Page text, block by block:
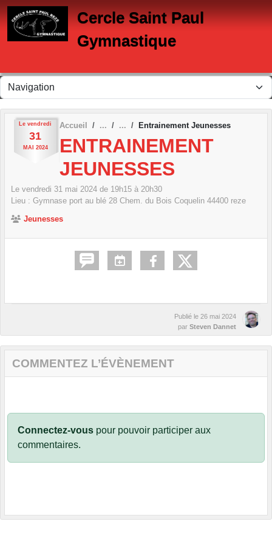
Cercle Saint Paul
Gymnastique
Le vendredi
31
MAI 2024
Accueil Entrainement Jeunesses
ENTRAINEMENT
JEUNESSES
Le vendredi 31 mai 2024 de 19h15 à 20h30
Lieu : Gymnase port au blé 28 Chem. du Bois Coquelin 44400 reze
Jeunesses
Publié le 26 mai 2024
par Steven Dannet
COMMENTEZ L’ÉVÈNEMENT
Connectez-vous pour pouvoir participer aux
commentaires.
Panneau de gestion des cookies